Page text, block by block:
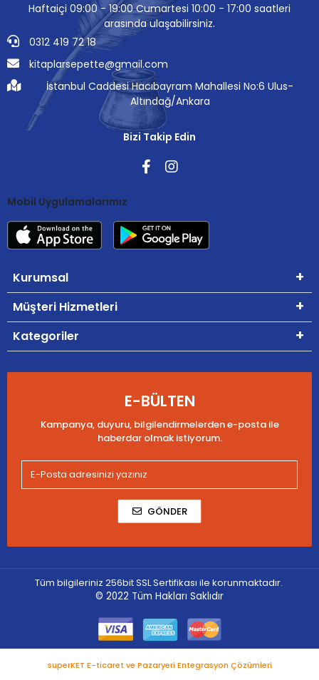
Haftaiçi 09:00 - 19:00 Cumartesi 10:00 - 17:00 saatleri
arasında ulaşabilirsiniz.
0312 419 72 18
kitaplarsepette@gmail.com
İstanbul Caddesi Hacıbayram Mahallesi No:6 Ulus-
Altındağ/Ankara
Bizi Takip Edin
Mobil Uygulamalarımız
Kurumsal
Müşteri Hizmetleri
Kategoriler
E-BÜLTEN
Kampanya, duyuru, bilgilendirmelerden e-posta ile
haberdar olmak istiyorum.
GÖNDER
Tüm bilgileriniz 256bit SSL Sertifikası ile korunmaktadır.
© 2022 Tüm Hakları Saklıdır
superKET E-ticaret ve Pazaryeri Entegrasyon Çözümleri